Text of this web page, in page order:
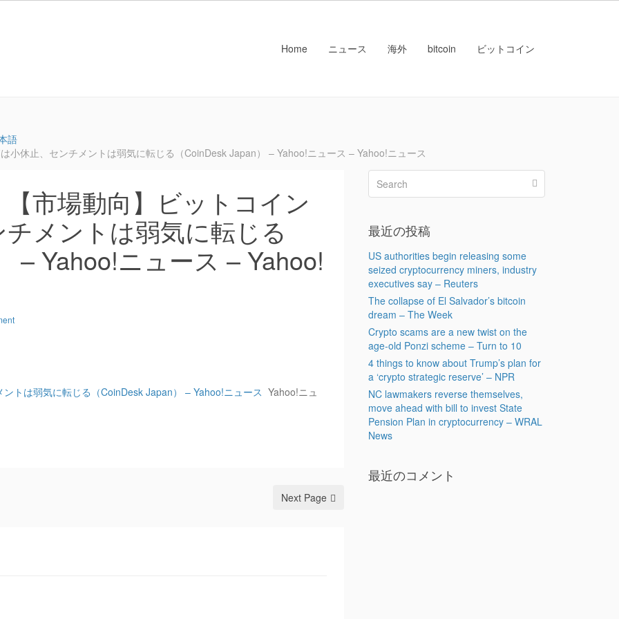
Home ニュース 海外 bitcoin ビットコイン
語
小休止、センチメントは弱気に転じる（CoinDesk Japan） – Yahoo!ニュース – Yahoo!ニュース
市場動向】ビットコイン
メントは弱気に転じる
– Yahoo!ニュース – Yahoo!
トは弱気に転じる（CoinDesk Japan） – Yahoo!ニュース Yahoo!ニュ
Next Page
最近の投稿
US authorities begin releasing some
seized cryptocurrency miners, industry
executives say – Reuters
The collapse of El Salvador’s bitcoin
dream – The Week
Crypto scams are a new twist on the
age-old Ponzi scheme – Turn to 10
4 things to know about Trump’s plan for
a ‘crypto strategic reserve’ – NPR
NC lawmakers reverse themselves,
move ahead with bill to invest State
Pension Plan in cryptocurrency – WRAL
News
最近のコメント